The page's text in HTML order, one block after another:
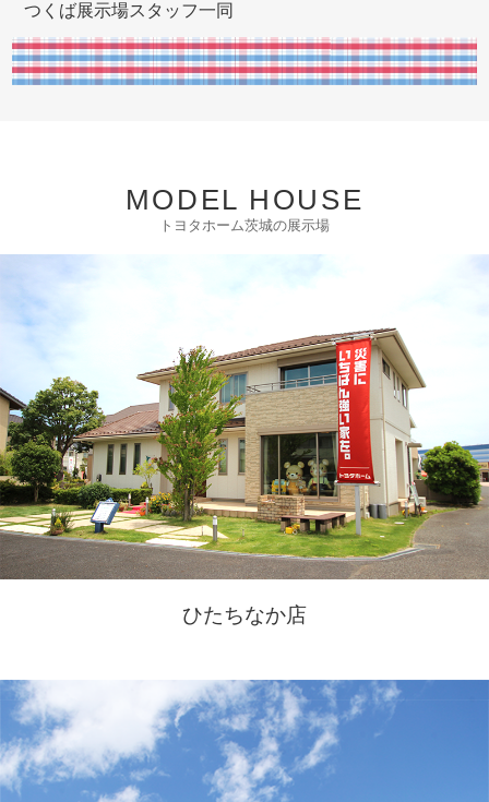
つくば展示場スタッフ一同
MODEL HOUSE
トヨタホーム茨城の展示場
ひたちなか店